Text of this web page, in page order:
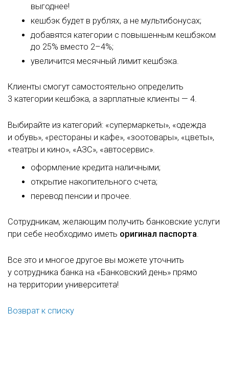
выгоднее!
кешбэк будет в рублях, а не мультибонусах;
добавятся категории с повышенным кешбэком
до 25% вместо 2–4%;
увеличится месячный лимит кешбэка.
Клиенты смогут самостоятельно определить
3 категории кешбэка, а зарплатные клиенты — 4.
Выбирайте из категорий: «супермаркеты», «одежда
и обувь», «рестораны и кафе», «зоотовары», «цветы»,
«театры и кино», «АЗС», «автосервис».
оформление кредита наличными;
открытие накопительного счета;
перевод пенсии и прочее.
Сотрудникам, желающим получить банковские услуги
при себе необходимо иметь оригинал паспорта.
Все это и многое другое вы можете уточнить
у сотрудника банка на «Банковский день» прямо
на территории университета!
Возврат к списку